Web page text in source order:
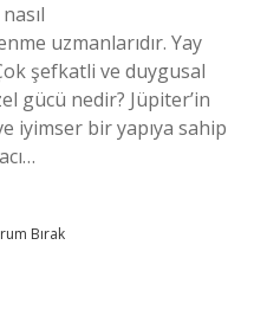
uzmanlarıdır. Yay
şefkatli ve duygusal
gücü nedir? Jüpiter’in
iyimser bir yapıya sahip
Bırak